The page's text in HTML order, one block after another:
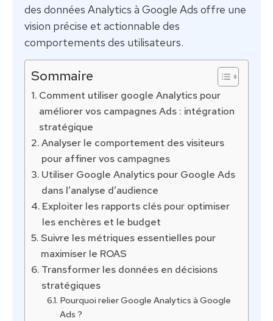
des données Analytics à Google Ads offre une
vision précise et actionnable des
comportements des utilisateurs.
Sommaire
Comment utiliser google Analytics pour
améliorer vos campagnes Ads : intégration
stratégique
Analyser le comportement des visiteurs
pour affiner vos campagnes
Utiliser Google Analytics pour Google Ads
dans l’analyse d’audience
Exploiter les rapports clés pour optimiser
les enchères et le budget
Suivre les métriques essentielles pour
maximiser le ROAS
Transformer les données en décisions
stratégiques
Pourquoi relier Google Analytics à Google
Ads ?